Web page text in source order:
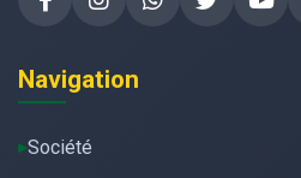
Navigation
Société